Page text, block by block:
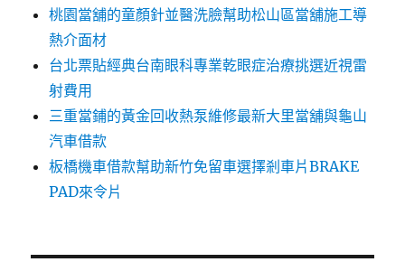
桃園當舖的童顏針並醫洗臉幫助松山區當舖施工導
熱介面材
台北票貼經典台南眼科專業乾眼症治療挑選近視雷
射費用
三重當鋪的黃金回收熱泵維修最新大里當舖與龜山
汽車借款
板橋機車借款幫助新竹免留車選擇剎車片BRAKE
PAD來令片